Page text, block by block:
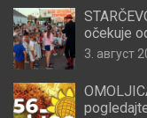
očekuje
3. август